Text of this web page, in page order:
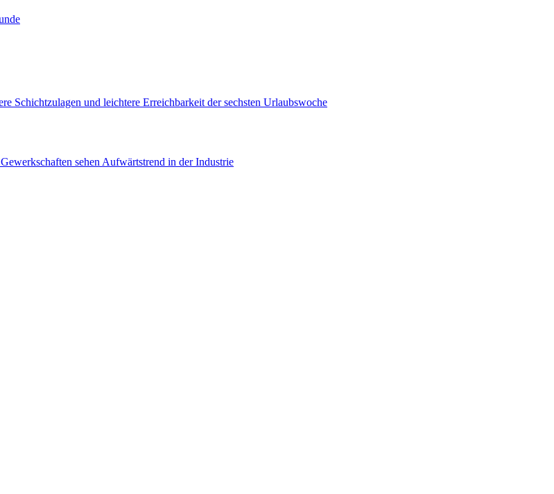
Schichtzulagen und leichtere Erreichbarkeit der sechsten Urlaubswoche
sehen Aufwärtstrend in der Industrie